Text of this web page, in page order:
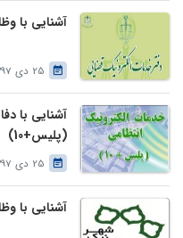
آشنایی با
25 دی 1397
آشنایی با
(پلیس+10)
25 دی 1397
آشنایی با